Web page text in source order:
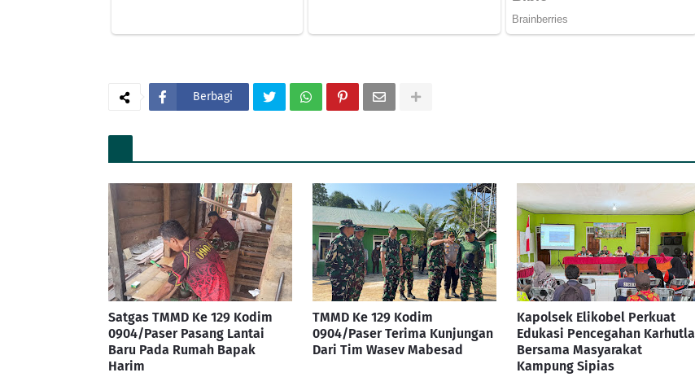
Berbagi
Satgas TMMD Ke 129 Kodim
0904/Paser Pasang Lantai
Baru Pada Rumah Bapak
Harim
TMMD Ke 129 Kodim
0904/Paser Terima Kunjungan
Dari Tim Wasev Mabesad
Kapolsek Elikobel Perkuat
Edukasi Pencegahan Karhutla
Bersama Masyarakat
Kampung Sipias